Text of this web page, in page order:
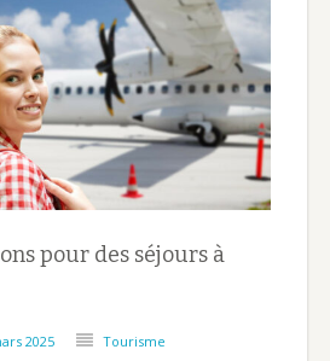
pour des séjours à
2025 Tourisme